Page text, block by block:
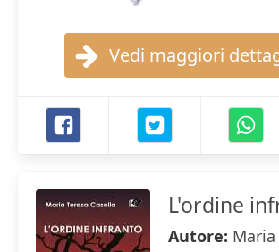
Vedi maggiori
L'ordine
Autore: Maria